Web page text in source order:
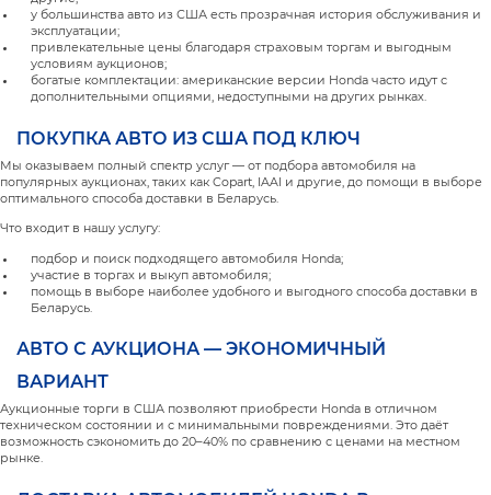
у большинства авто из США есть прозрачная история обслуживания и
эксплуатации;
привлекательные цены благодаря страховым торгам и выгодным
условиям аукционов;
богатые комплектации: американские версии Honda часто идут с
дополнительными опциями, недоступными на других рынках.
ПОКУПКА АВТО ИЗ США ПОД КЛЮЧ
Мы оказываем полный спектр услуг — от подбора автомобиля на
популярных аукционах, таких как Copart, IAAI и другие, до помощи в выборе
оптимального способа доставки в Беларусь.
Что входит в нашу услугу:
подбор и поиск подходящего автомобиля Honda;
участие в торгах и выкуп автомобиля;
помощь в выборе наиболее удобного и выгодного способа доставки в
Беларусь.
АВТО С АУКЦИОНА — ЭКОНОМИЧНЫЙ
ВАРИАНТ
Аукционные торги в США позволяют приобрести Honda в отличном
техническом состоянии и с минимальными повреждениями. Это даёт
возможность сэкономить до 20–40% по сравнению с ценами на местном
рынке.